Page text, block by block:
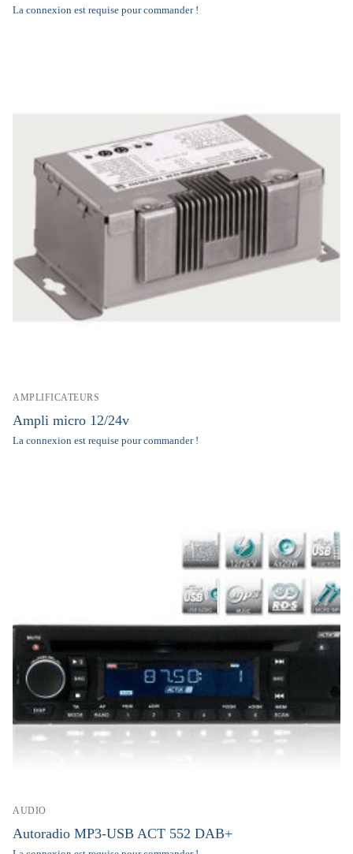
La connexion est requise pour commander !
AMPLIFICATEURS
Ampli micro 12/24v
La connexion est requise pour commander !
AUDIO
Autoradio MP3-USB ACT 552 DAB+